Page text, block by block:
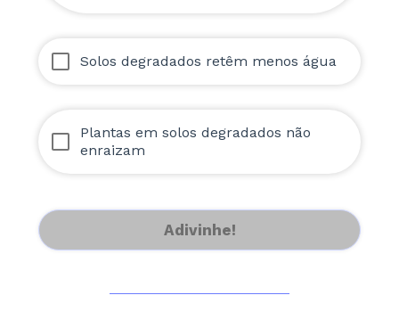
Solos degradados retêm menos água
Plantas em solos degradados não
enraizam
Adivinhe!